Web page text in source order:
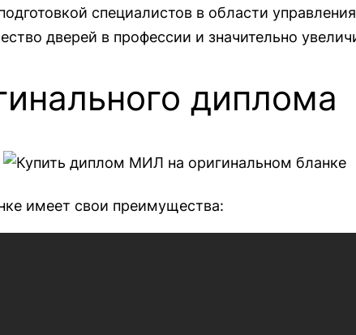
специалистов в области
дверей в профессии и значительно
диплома
имеет свои преимущества: